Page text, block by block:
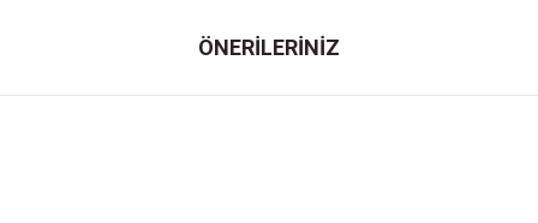
ÖNERİLERİNİZ